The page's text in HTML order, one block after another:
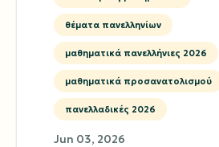
θέματα πανελληνίων
μαθηματικά πανελλήνιες 2026
μαθηματικά προσανατολισμού
πανελλαδικές 2026
Jun 03, 2026